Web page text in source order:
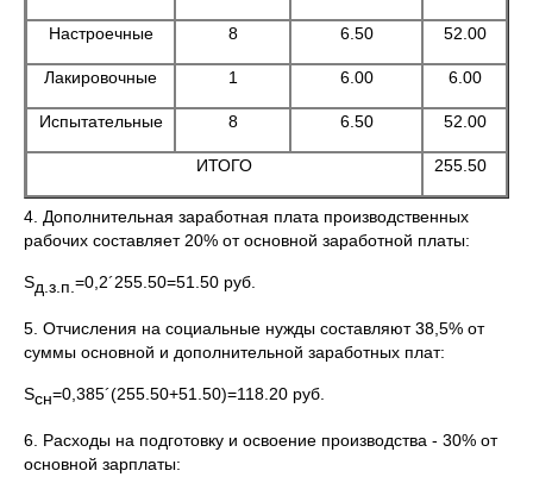
Настроечные 8 6.50 52.00
Лакировочные 1 6.00 6.00
Испытательные 8 6.50 52.00
ИТОГО 255.50
4. Дополнительная заработная плата производственных
рабочих составляет 20% от основной заработной платы:
Sд.з.п. =0,2´255.50=51.50 руб.
5. Отчисления на социальные нужды составляют 38,5% от
суммы основной и дополнительной заработных плат:
Sсн=0,385´(255.50+51.50)=118.20 руб.
6. Расходы на подготовку и освоение производства - 30% от
основной зарплаты: